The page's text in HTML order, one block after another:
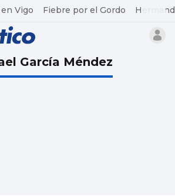
Vigo Fiebre por el Gordo
García Méndez